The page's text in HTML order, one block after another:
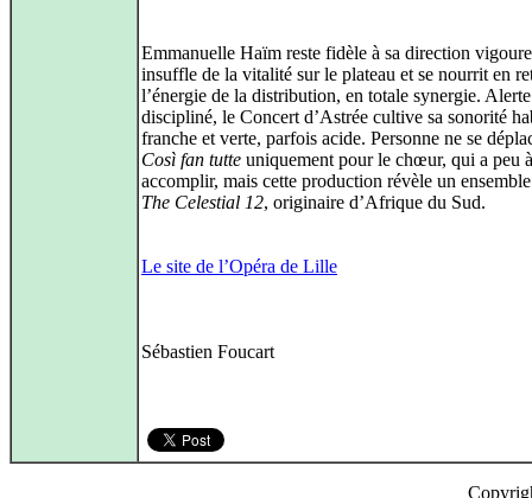
Emmanuelle Haïm reste fidèle à sa direction
insuffle de la vitalité sur le plateau et se nourrit en
l’énergie de la distribution, en totale synergie.
discipliné, le Concert d’Astrée cultive sa sonorité
franche et verte, parfois acide. Personne ne se
Così fan tutte uniquement pour le chœur, qui a peu à
accomplir, mais cette production révèle un
The Celestial 12, originaire d’Afrique du Sud.
Le site de l’Opéra de Lille
Sébastien Foucart